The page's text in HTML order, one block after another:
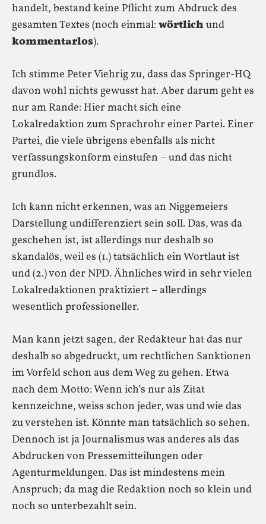
handelt, bestand keine Pflicht zum Abdruck des
gesamten Textes (noch einmal: wörtlich und
kommentarlos).
Ich stimme Peter Viehrig zu, dass das Springer-HQ
davon wohl nichts gewusst hat. Aber darum geht es
nur am Rande: Hier macht sich eine
Lokalredaktion zum Sprachrohr einer Partei. Einer
Partei, die viele übrigens ebenfalls als nicht
verfassungskonform einstufen – und das nicht
grundlos.
Ich kann nicht erkennen, was an Niggemeiers
Darstellung undifferenziert sein soll. Das, was da
geschehen ist, ist allerdings nur deshalb so
skandalös, weil es (1.) tatsächlich ein Wortlaut ist
und (2.) von der NPD. Ähnliches wird in sehr vielen
Lokalredaktionen praktiziert – allerdings
wesentlich professioneller.
Man kann jetzt sagen, der Redakteur hat das nur
deshalb so abgedruckt, um rechtlichen Sanktionen
im Vorfeld schon aus dem Weg zu gehen. Etwa
nach dem Motto: Wenn ich’s nur als Zitat
kennzeichne, weiss schon jeder, was und wie das
zu verstehen ist. Könnte man tatsächlich so sehen.
Dennoch ist ja Journalismus was anderes als das
Abdrucken von Pressemitteilungen oder
Agenturmeldungen. Das ist mindestens mein
Anspruch; da mag die Redaktion noch so klein und
noch so unterbezahlt sein.